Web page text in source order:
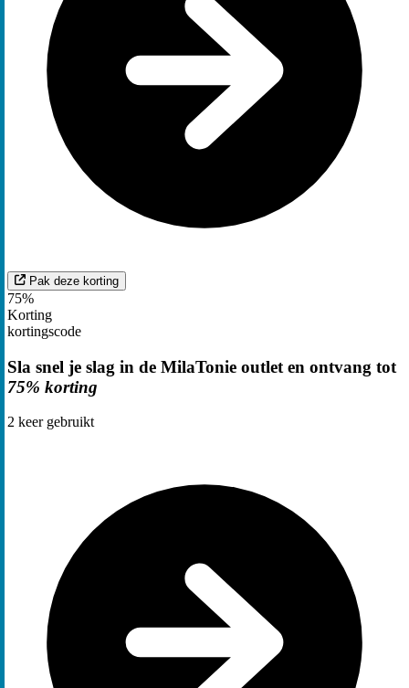
Pak deze korting
75%
Korting
kortingscode
Sla snel je slag in de MilaTonie outlet en ontvang tot
75% korting
2 keer gebruikt